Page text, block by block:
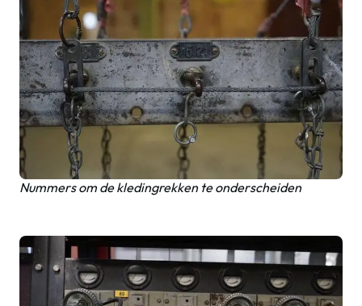
Nummers om de kledingrekken te onderscheiden